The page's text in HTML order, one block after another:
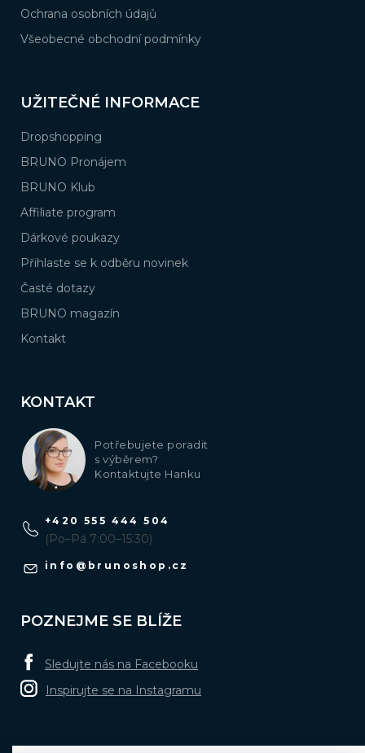
Ochrana osobních údajů
Všeobecné obchodní podmínky
UŽITEČNÉ INFORMACE
Dropshopping
BRUNO Pronájem
BRUNO Klub
Affiliate program
Dárkové poukazy
Přihlaste se k odběru novinek
Časté dotazy
BRUNO magazín
Kontakt
KONTAKT
Potřebujete poradit
s výběrem?
Kontaktujte Hanku
info @ brunoshop.cz
+420 555 444 504
(Po–Pá 7:00–15:30)
POZNEJME SE BLÍŽE
Sledujte nás na Facebooku
Inspirujte se na Instagramu